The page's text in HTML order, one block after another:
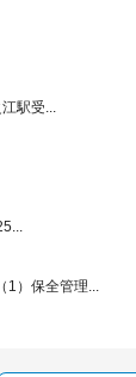
駅受...
1）保全管理...